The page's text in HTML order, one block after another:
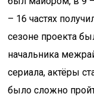
– 16 частях
сезоне проекта
начальника
сериала, актёры
было сложно